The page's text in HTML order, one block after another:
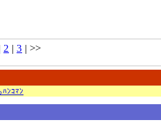
2 | 3 | >>
ﾊﾝｺﾏﾝ